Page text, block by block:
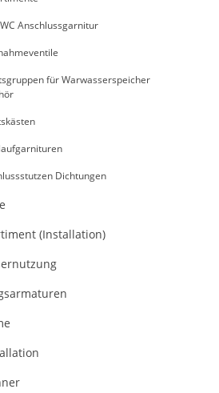
Anschlussgarnitur
für Warwasserspeicher
Dichtungen
(Installation)